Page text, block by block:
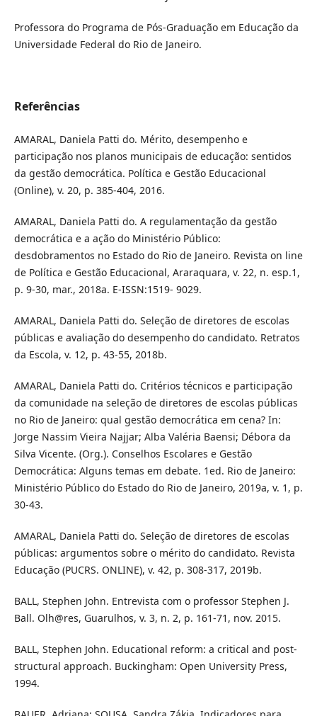
Professora do Programa de Pós-Graduação em Educação da
Universidade Federal do Rio de Janeiro.
Referências
AMARAL, Daniela Patti do. Mérito, desempenho e
participação nos planos municipais de educação: sentidos
da gestão democrática. Política e Gestão Educacional
(Online), v. 20, p. 385-404, 2016.
AMARAL, Daniela Patti do. A regulamentação da gestão
democrática e a ação do Ministério Público:
desdobramentos no Estado do Rio de Janeiro. Revista on line
de Política e Gestão Educacional, Araraquara, v. 22, n. esp.1,
p. 9-30, mar., 2018a. E-ISSN:1519- 9029.
AMARAL, Daniela Patti do. Seleção de diretores de escolas
públicas e avaliação do desempenho do candidato. Retratos
da Escola, v. 12, p. 43-55, 2018b.
AMARAL, Daniela Patti do. Critérios técnicos e participação
da comunidade na seleção de diretores de escolas públicas
no Rio de Janeiro: qual gestão democrática em cena? In:
Jorge Nassim Vieira Najjar; Alba Valéria Baensi; Débora da
Silva Vicente. (Org.). Conselhos Escolares e Gestão
Democrática: Alguns temas em debate. 1ed. Rio de Janeiro:
Ministério Público do Estado do Rio de Janeiro, 2019a, v. 1, p.
30-43.
AMARAL, Daniela Patti do. Seleção de diretores de escolas
públicas: argumentos sobre o mérito do candidato. Revista
Educação (PUCRS. ONLINE), v. 42, p. 308-317, 2019b.
BALL, Stephen John. Entrevista com o professor Stephen J.
Ball. Olh@res, Guarulhos, v. 3, n. 2, p. 161-71, nov. 2015.
BALL, Stephen John. Educational reform: a critical and post-
structural approach. Buckingham: Open University Press,
1994.